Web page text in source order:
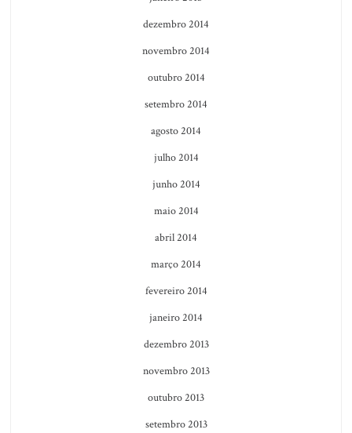
dezembro 2014
novembro 2014
outubro 2014
setembro 2014
agosto 2014
julho 2014
junho 2014
maio 2014
abril 2014
março 2014
fevereiro 2014
janeiro 2014
dezembro 2013
novembro 2013
outubro 2013
setembro 2013